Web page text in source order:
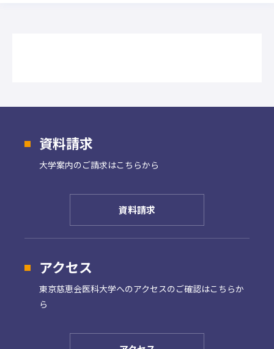
資料請求
大学案内の ご請求はこちらから
資料請求
アクセス
東京慈恵会医科大学へのアクセスのご確認はこちらか
ら